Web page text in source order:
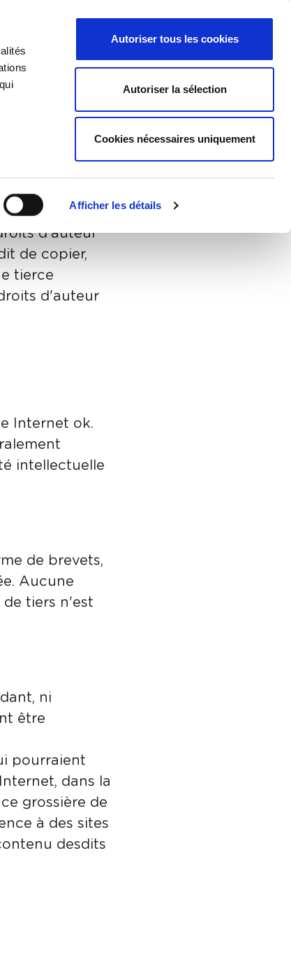
Afficher les détails
Autoriser tous les cookies
Autoriser la sélection
Cookies nécessaires uniquement
Recherche Menu des langues
et vidéos
d'auteur
de copier,
tierce
d'auteur
Internet ok.
intellectuelle
de brevets,
Aucune
tiers n'est
ni
être
pourraient
dans la
grossière de
à des sites
desdits